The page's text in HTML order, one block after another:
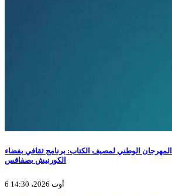
من المهرجان الوطني لمصيف الكتاب: برنامج ثقافي بفضاء
الكورنيش بصفاقس
6 أوت 2026، 14:30